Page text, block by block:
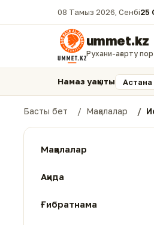
08 Тамыз 2026, Сенбі25
ummet.kz
Рухани-ағарту
Намаз уақыты
Басты бет Мақалалар
Мақалалар
Ақида
Ғибратнама